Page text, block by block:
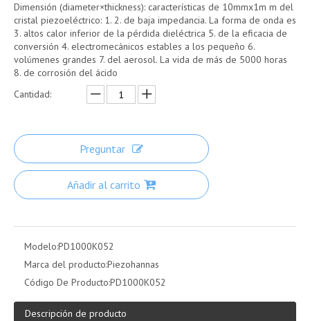
Dimensión (diameter×thickness): características de 10mmx1m m del
cristal piezoeléctrico: 1. 2. de baja impedancia. La forma de onda es
3. altos calor inferior de la pérdida dieléctrica 5. de la eficacia de
conversión 4. electromecánicos estables a los pequeño 6.
volúmenes grandes 7. del aerosol. La vida de más de 5000 horas
8. de corrosión del ácido
Cantidad:
Preguntar
Añadir al carrito
Modelo:PD1000K052
Marca del producto:Piezohannas
Código De Producto:PD1000K052
Descripción de producto